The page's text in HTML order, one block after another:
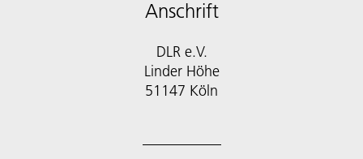
Anschrift
DLR e.V.
Linder Höhe
51147 Köln